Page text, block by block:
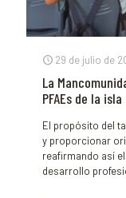
29 de julio de
La
PFAEs de la
El propósito del
y proporcionar
reafirmando así
desarrollo